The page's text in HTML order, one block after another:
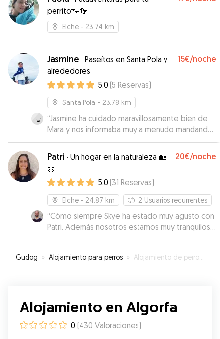
perrito🐾👣
Elche - 23.74 km
Jasmine · Paseítos en Santa Pola y
alrededores
15€/noche
5.0 (5 Reservas)
Santa Pola - 23.78 km
“Jasmine ha cuidado maravillosamente bien de
Mara y nos informaba muy a menudo mandando
fotos. Es una perra muy mayor y le ha dado todo
el cariño y atención que necesitaba. Estamos
súper agradecidos por todo lo que ha hecho
por Mara y por nosotros. Es una cuidadora
excepcional y repetiríamos con ella sin duda.
Patri · Un hogar en la naturaleza 🏡
🌼
20€/noche
5.0 (31 Reservas)
Elche - 24.87 km 2 Usuarios recurrentes
“Cómo siempre Skye ha estado muy agusto con
Patri. Además nosotros estamos muy tranquilos
de dejarla con ella por la tranquilidad y
veces cuando lo necesitemos.”
Gudog » Alojamiento para perros » Alojamiento de perros en Algorfa
Alojamiento en Algorfa
0 (430 Valoraciones)